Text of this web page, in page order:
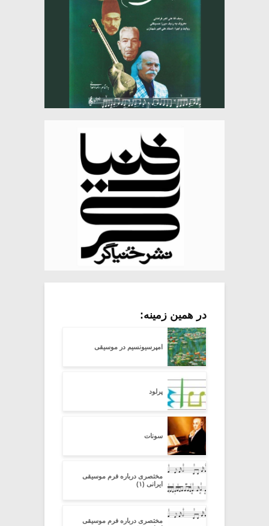
در همین زمینه:
امپرسیونسیم در موسیقی
پرلود
سونات
مختصری درباره فرم موسیقی
ایرانی (۱)
مختصری درباره فرم موسیقی